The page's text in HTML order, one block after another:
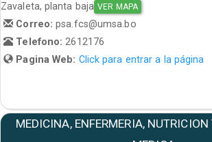
Zavaleta, planta baja VER MAPA
Correo:psa.fcs@umsa.bo
Telefono: 2612176
Pagina Web: Click para entrar a la página
MEDICINA, ENFERMERIA,